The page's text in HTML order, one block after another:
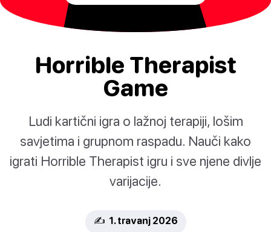
Horrible Therapist
Game
Ludi kartični igra o lažnoj terapiji, lošim
savjetima i grupnom raspadu. Nauči kako
igrati Horrible Therapist igru i sve njene divlje
varijacije.
✍️ 1. travanj 2026